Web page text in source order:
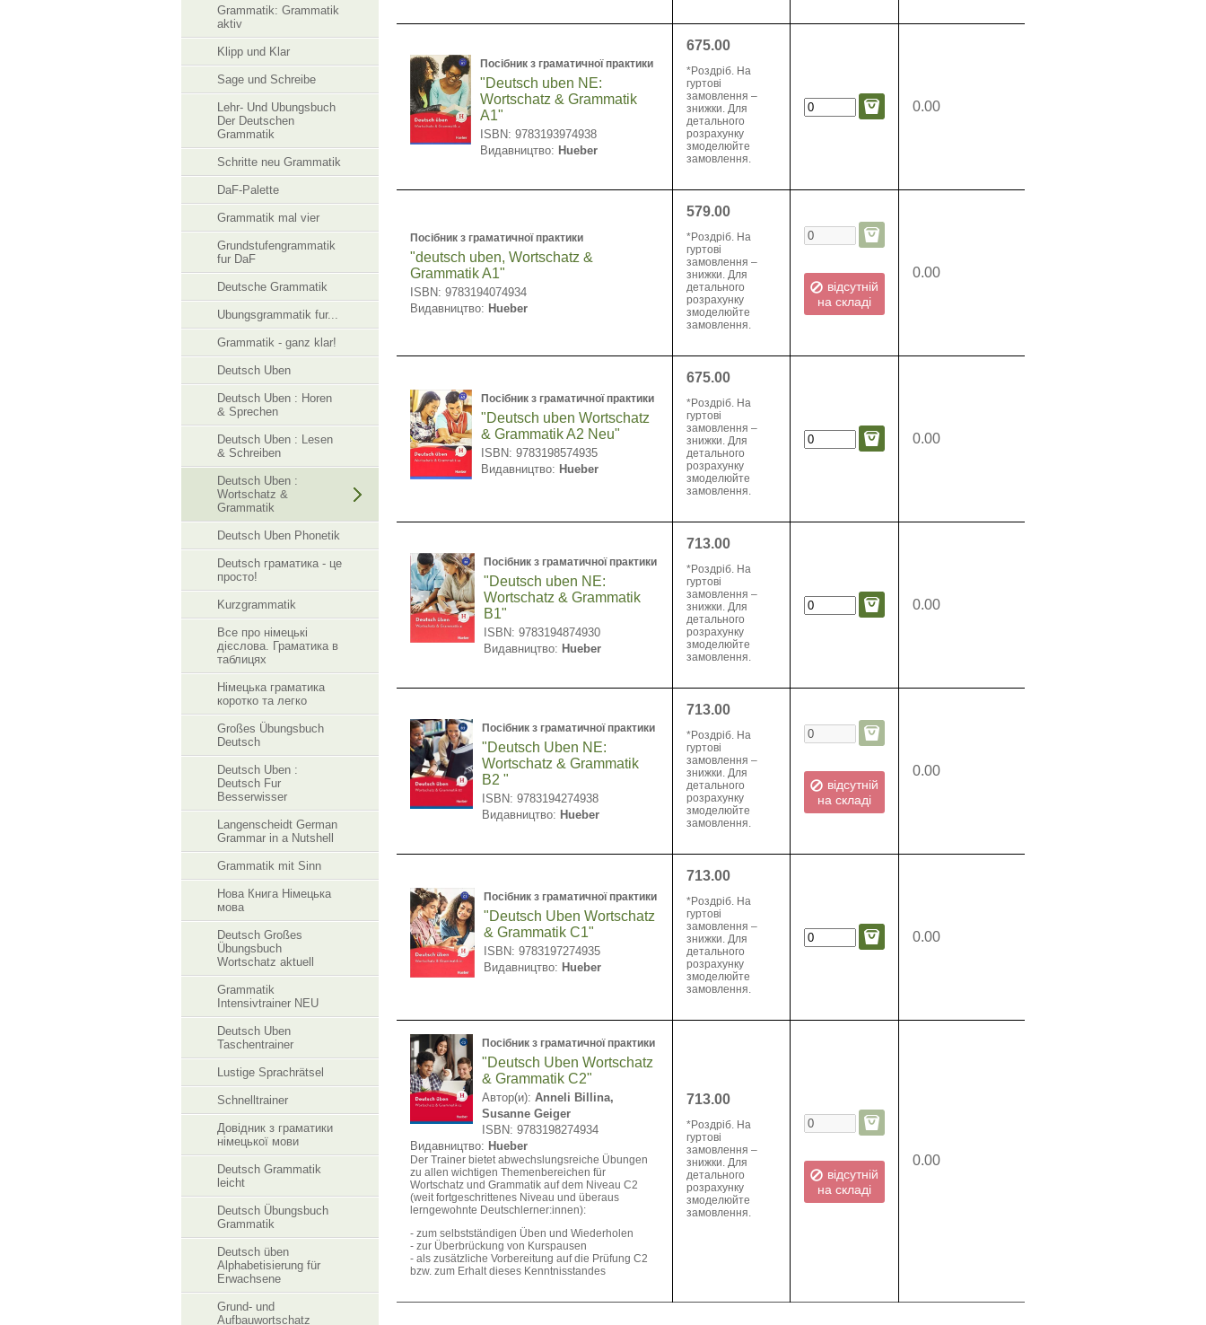
Grammatik: Grammatik
aktiv
Klipp und Klar
Sage und Schreibe
Lehr- Und Ubungsbuch
Der Deutschen
Grammatik
Schritte neu Grammatik
DaF-Palette
Grammatik mal vier
Grundstufengrammatik
fur DaF
Deutsche Grammatik
Ubungsgrammatik fur...
Grammatik - ganz klar!
Deutsch Uben
Deutsch Uben : Horen
& Sprechen
Deutsch Uben : Lesen
& Schreiben
Deutsch Uben :
Wortschatz &
Grammatik
Deutsch Uben Phonetik
Deutsch граматика - це
просто!
Kurzgrammatik
Все про німецькі
дієслова. Граматика в
таблицях
Німецька граматика
коротко та легко
Großes Übungsbuch
Deutsch
Deutsch Uben :
Deutsch Fur
Besserwisser
Langenscheidt German
Grammar in a Nutshell
Grammatik mit Sinn
Нова Книга Німецька
мова
Deutsch Großes
Übungsbuch
Wortschatz aktuell
Grammatik
Intensivtrainer NEU
Deutsch Uben
Taschentrainer
Lustige Sprachrätsel
Schnelltrainer
Довідник з граматики
німецької мови
Deutsch Grammatik
leicht
Deutsch Übungsbuch
Grammatik
Deutsch üben
Alphabetisierung für
Erwachsene
Grund- und
Aufbauwortschatz
Посібник з граматичної практики
"Deutsch uben NE:
Wortschatz & Grammatik
A1"
ISBN: 9783193974938
Видавництво: Hueber
675.00
*Pоздріб. На
гуртові
замовлення –
знижки. Для
детального
розрахунку
змоделюйте
замовлення.
0.00
Посібник з граматичної практики
"deutsch uben, Wortschatz &
Grammatik A1"
ISBN: 9783194074934
Видавництво: Hueber
579.00
*Pоздріб. На
гуртові
замовлення –
знижки. Для
детального
розрахунку
змоделюйте
замовлення.
відсутній
на складі
0.00
Посібник з граматичної практики
"Deutsch uben Wortschatz
& Grammatik A2 Neu"
ISBN: 9783198574935
Видавництво: Hueber
675.00
*Pоздріб. На
гуртові
замовлення –
знижки. Для
детального
розрахунку
змоделюйте
замовлення.
0.00
Посібник з граматичної практики
"Deutsch uben NE:
Wortschatz & Grammatik
В1"
ISBN: 9783194874930
Видавництво: Hueber
713.00
*Pоздріб. На
гуртові
замовлення –
знижки. Для
детального
розрахунку
змоделюйте
замовлення.
0.00
Посібник з граматичної практики
"Deutsch Uben NE:
Wortschatz & Grammatik
B2 "
ISBN: 9783194274938
Видавництво: Hueber
713.00
*Pоздріб. На
гуртові
замовлення –
знижки. Для
детального
розрахунку
змоделюйте
замовлення.
відсутній
на складі
0.00
Посібник з граматичної практики
"Deutsch Uben Wortschatz
& Grammatik C1"
ISBN: 9783197274935
Видавництво: Hueber
713.00
*Pоздріб. На
гуртові
замовлення –
знижки. Для
детального
розрахунку
змоделюйте
замовлення.
0.00
Посібник з граматичної практики
"Deutsch Uben Wortschatz
& Grammatik C2"
Автор(и): Anneli Billina,
Susanne Geiger
ISBN: 9783198274934
Видавництво: Hueber
Der Trainer bietet abwechslungsreiche Übungen
zu allen wichtigen Themenbereichen für
Wortschatz und Grammatik auf dem Niveau C2
(weit fortgeschrittenes Niveau und überaus
lerngewohnte Deutschlerner:innen):
- zum selbstständigen Üben und Wiederholen
- zur Überbrückung von Kurspausen
- als zusätzliche Vorbereitung auf die Prüfung C2
bzw. zum Erhalt dieses Kenntnisstandes
713.00
*Pоздріб. На
гуртові
замовлення –
знижки. Для
детального
розрахунку
змоделюйте
замовлення.
відсутній
на складі
0.00